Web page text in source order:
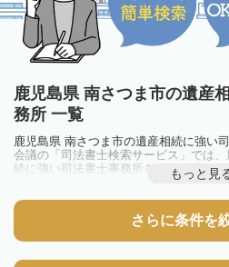
鹿児島県 南さつま市の遺産
務所 一覧
鹿児島県 南さつま市の遺産相続に強い
会議の「司法書士検索サービス」では
続に強い司法書士事務所を一覧で見る
やお悩みを抱えている方は一度近隣の
もっと見
さらに条件を